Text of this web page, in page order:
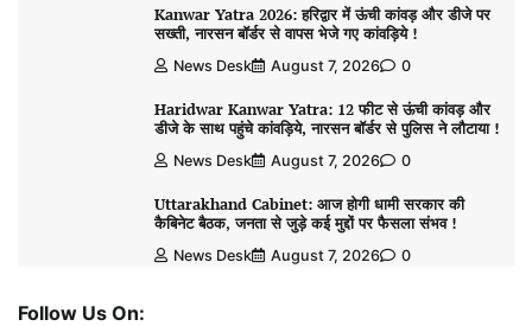
Kanwar Yatra 2026: हरिद्वार में ऊंची कांवड़ और डीजे पर
सख्ती, नारसन बॉर्डर से वापस भेजे गए कांवड़िये !
News Desk August 7, 2026 0
Haridwar Kanwar Yatra: 12 फीट से ऊंची कांवड़ और
डीजे के साथ पहुंचे कांवड़िये, नारसन बॉर्डर से पुलिस ने लौटाया !
News Desk August 7, 2026 0
Uttarakhand Cabinet: आज होगी धामी सरकार की
कैबिनेट बैठक, जनता से जुड़े कई मुद्दों पर फैसला संभव !
News Desk August 7, 2026 0
Follow Us On: